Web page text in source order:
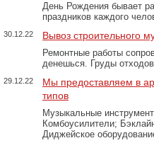
День Рождения бывает
праздников каждого
30.12.22 Вывоз строительного
Ремонтные работы
денешься. Груды
29.12.22
Мы предоставляем в
типов
Музыкальные
Комбоусилители;
Диджейское